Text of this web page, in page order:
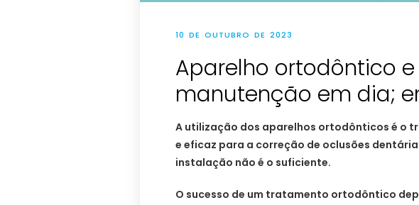
10 DE OUTUBRO DE 2023
Aparelho ortodôntico
manutenção em dia;
A utilização dos aparelhos ortodônticos é o
e eficaz para a correção de oclusões
instalação não é o suficiente.
O sucesso de um tratamento ortodôntico